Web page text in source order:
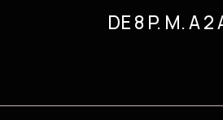
DE 8 P. M. A 2